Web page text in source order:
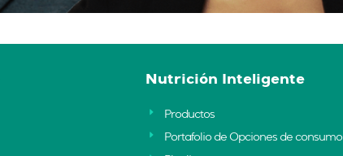
Nutrición Inteligente
Productos
Portafolio de Opciones de consumo